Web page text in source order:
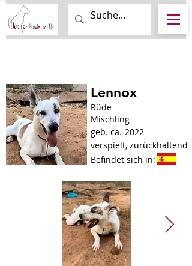
Lennox
Rüde
Mischling
geb. ca. 2022
verspielt, zurückhaltend
Befindet sich in: